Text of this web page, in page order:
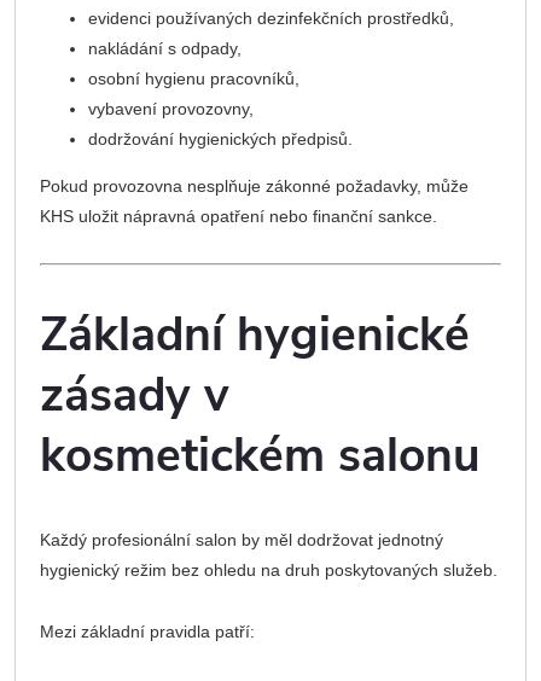
evidenci používaných dezinfekčních prostředků,
nakládání s odpady,
osobní hygienu pracovníků,
vybavení provozovny,
dodržování hygienických předpisů.
Pokud provozovna nesplňuje zákonné požadavky, může
KHS uložit nápravná opatření nebo finanční sankce.
Základní hygienické
zásady v
kosmetickém salonu
Každý profesionální salon by měl dodržovat jednotný
hygienický režim bez ohledu na druh poskytovaných služeb.
Mezi základní pravidla patří: